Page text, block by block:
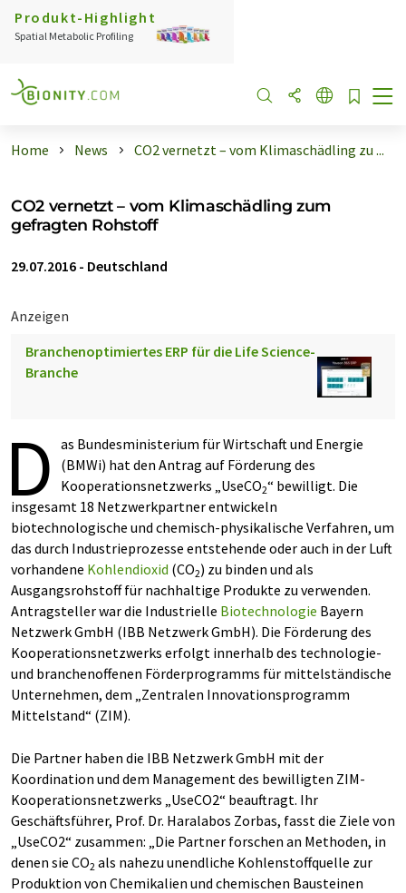
Produkt-Highlight
Spatial Metabolic Profiling
Home News CO2 vernetzt – vom Klimaschädling zu ...
CO2 vernetzt – vom Klimaschädling zum
gefragten Rohstoff
29.07.2016 - Deutschland
Anzeigen
Branchenoptimiertes ERP für die Life Science-
Branche
D as Bundesministerium für Wirtschaft und Energie
(BMWi) hat den Antrag auf Förderung des
Kooperationsnetzwerks „UseCO2“ bewilligt. Die
insgesamt 18 Netzwerkpartner entwickeln
biotechnologische und chemisch-physikalische Verfahren, um
das durch Industrieprozesse entstehende oder auch in der Luft
vorhandene Kohlendioxid (CO2) zu binden und als
Ausgangsrohstoff für nachhaltige Produkte zu verwenden.
Antragsteller war die Industrielle Biotechnologie Bayern
Netzwerk GmbH (IBB Netzwerk GmbH). Die Förderung des
Kooperationsnetzwerks erfolgt innerhalb des technologie-
und branchenoffenen Förderprogramms für mittelständische
Unternehmen, dem „Zentralen Innovationsprogramm
Mittelstand“ (ZIM).
Die Partner haben die IBB Netzwerk GmbH mit der
Koordination und dem Management des bewilligten ZIM-
Kooperationsnetzwerks „UseCO2“ beauftragt. Ihr
Geschäftsführer, Prof. Dr. Haralabos Zorbas, fasst die Ziele von
„UseCO2“ zusammen: „Die Partner forschen an Methoden, in
denen sie CO2 als nahezu unendliche Kohlenstoffquelle zur
Produktion von Chemikalien und chemischen Bausteinen